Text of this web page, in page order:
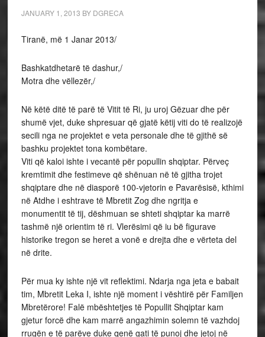
JANUARY 1, 2013 BY DGRECA
Tiranë, më 1 Janar 2013/
Bashkatdhetarë të dashur,/
Motra dhe vëllezër,/
Në këtë ditë të parë të Vitit të Ri, ju uroj Gëzuar dhe për
shumë vjet, duke shpresuar që gjatë këtij viti do të realizojë
secili nga ne projektet e veta personale dhe të gjithë së
bashku projektet tona kombëtare.
Viti që kaloi ishte i vecantë për popullin shqiptar. Përveç
kremtimit dhe festimeve që shënuan në të gjitha trojet
shqiptare dhe në diasporë 100-vjetorin e Pavarësisë, kthimi
në Atdhe i eshtrave të Mbretit Zog dhe ngritja e
monumentit të tij, dëshmuan se shteti shqiptar ka marrë
tashmë një orientim të ri. Vlerësimi që iu bë figurave
historike tregon se heret a vonë e drejta dhe e vërteta del
në drite.
Për mua ky ishte një vit reflektimi. Ndarja nga jeta e babait
tim, Mbretit Leka I, ishte një moment i vështirë për Familjen
Mbretërore! Falë mbështetjes të Popullit Shqiptar kam
gjetur forcë dhe kam marrë angazhimin solemn të vazhdoj
rrugën e të parëve duke qenë gati të punoj dhe jetoj në